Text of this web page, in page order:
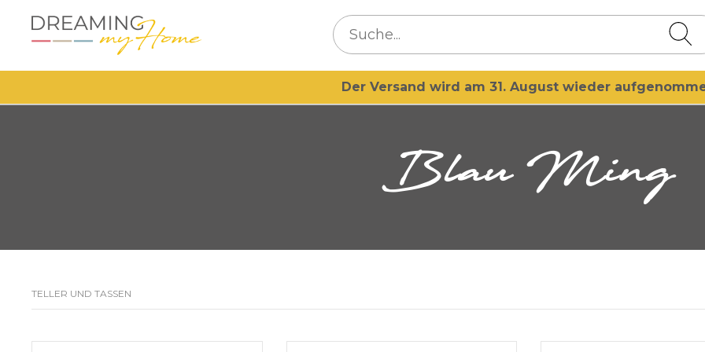
Der Versand wird am 31. August wieder
Blau Ming
TELLER UND TASSEN